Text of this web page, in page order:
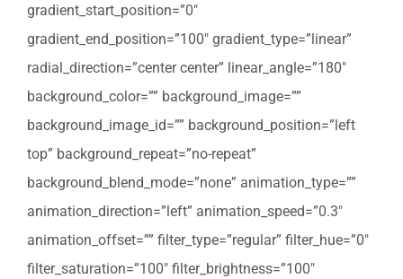
gradient_start_position=”0″
gradient_end_position=”100″ gradient_type=”linear”
radial_direction=”center center” linear_angle=”180″
background_color=”” background_image=””
background_image_id=”” background_position=”left
top” background_repeat=”no-repeat”
background_blend_mode=”none” animation_type=””
animation_direction=”left” animation_speed=”0.3″
animation_offset=”” filter_type=”regular” filter_hue=”0″
filter_saturation=”100″ filter_brightness=”100″